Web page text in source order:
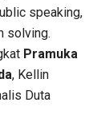
speaking,
solving.
Pramuka
, Kellin
Duta